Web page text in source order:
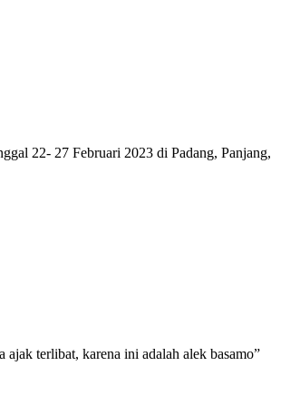
22- 27 Februari 2023 di Padang, Panjang,
terlibat, karena ini adalah alek basamo”